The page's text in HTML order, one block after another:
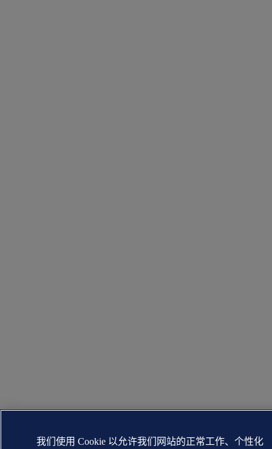
我们使用 Cookie 以允许我们网站的正常工作、个性化